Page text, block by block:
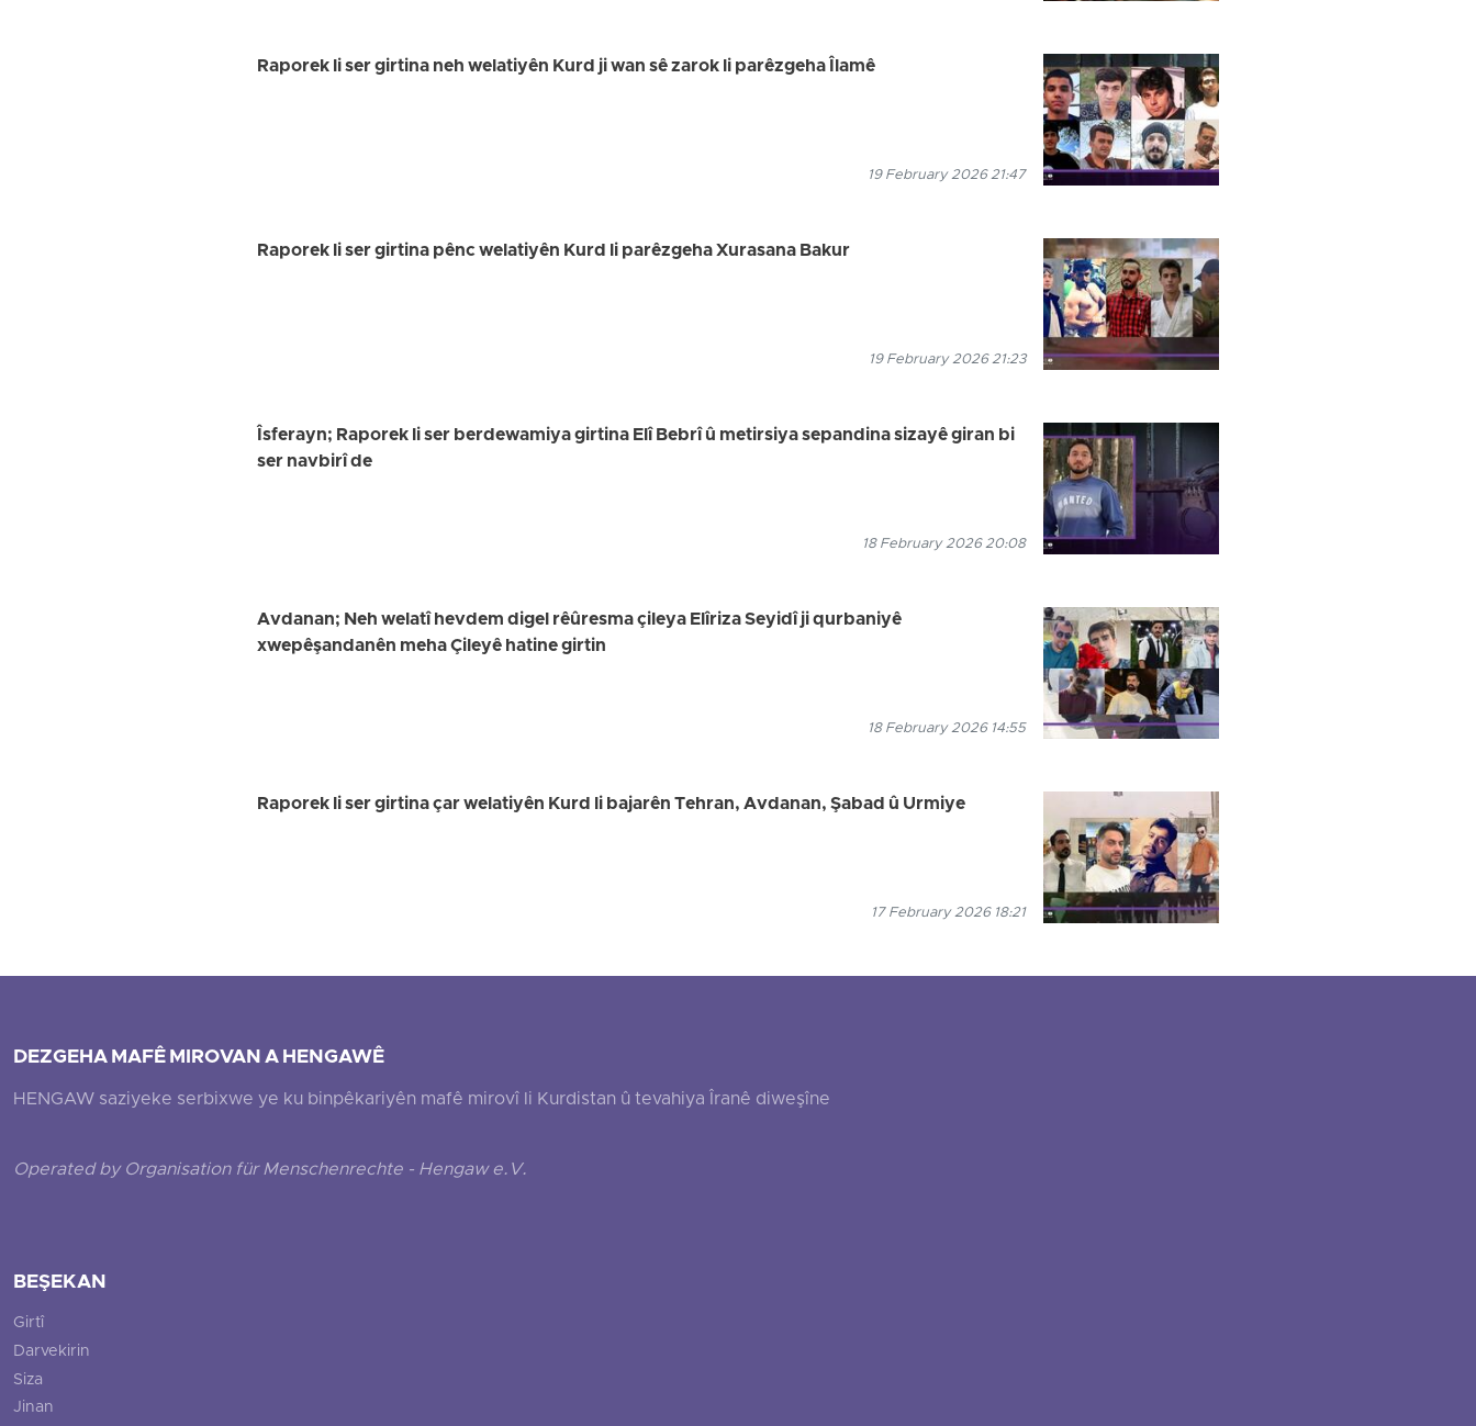
Raporek li ser girtina neh welatiyên Kurd ji wan sê zarok li parêzgeha Îlamê
19 February 2026 21:47
Raporek li ser girtina pênc welatiyên Kurd li parêzgeha Xurasana Bakur
19 February 2026 21:23
Îsferayn; Raporek li ser berdewamiya girtina Elî Bebrî û metirsiya sepandina sizayê giran bi
ser navbirî de
18 February 2026 20:08
Avdanan; Neh welatî hevdem digel rêûresma çileya Elîriza Seyidî ji qurbaniyê
xwepêşandanên meha Çileyê hatine girtin
18 February 2026 14:55
Raporek li ser girtina çar welatiyên Kurd li bajarên Tehran, Avdanan, Şabad û Urmiye
17 February 2026 18:21
DEZGEHA MAFÊ MIROVAN A HENGAWÊ
HENGAW saziyeke serbixwe ye ku binpêkariyên mafê mirovî li Kurdistan û tevahiya Îranê diweşîne
Operated by Organisation für Menschenrechte - Hengaw e.V.
BEŞEKAN
Girtî
Darvekirin
Siza
Jinan